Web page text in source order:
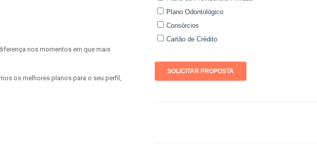
nos momentos em que mais
os melhores planos para o seu perfil,